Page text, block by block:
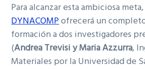
Para alcanzar esta ambiciosa
DYNACOMPofrecerá un
formación a dos investigadores
(Andrea Trevisi y Maria Azzurra,
Materiales por la Universidad de